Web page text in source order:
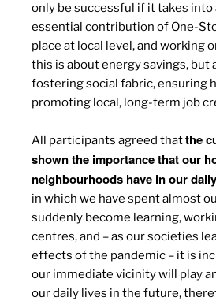
only be successful if it takes into
essential contribution of One-
place at local level, and working
this is about energy savings, but
fostering social fabric, ensuring
promoting local, long-term job
All participants agreed thatthe
shown the importance that our
neighbourhoods have in our
in which we have spent almost
suddenly become learning,
centres, and – as our societies
effects of the pandemic – it is
our immediate vicinity will play
our daily lives in the future,